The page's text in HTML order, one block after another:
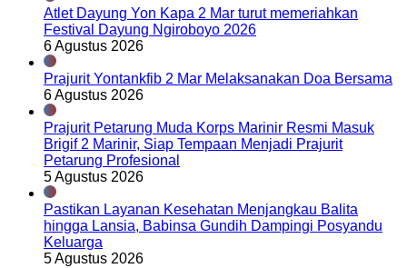
Atlet Dayung Yon Kapa 2 Mar turut memeriahkan
Festival Dayung Ngiroboyo 2026
6 Agustus 2026
Prajurit Yontankfib 2 Mar Melaksanakan Doa Bersama
6 Agustus 2026
Prajurit Petarung Muda Korps Marinir Resmi Masuk
Brigif 2 Marinir, Siap Tempaan Menjadi Prajurit
Petarung Profesional
5 Agustus 2026
Pastikan Layanan Kesehatan Menjangkau Balita
hingga Lansia, Babinsa Gundih Dampingi Posyandu
Keluarga
5 Agustus 2026